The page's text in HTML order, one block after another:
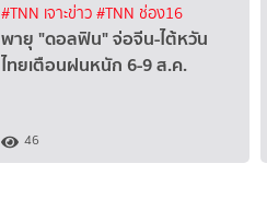
#TNN เจาะข่าว#TNN ช่อง16
พายุ "ดอลฟิน" จ่อจีน-ไต้หวัน
ไทยเตือนฝนหนัก 6-9 ส.ค.
46